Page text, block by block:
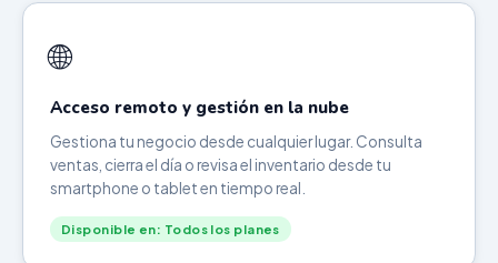
🌐
Acceso remoto y gestión en la nube
Gestiona tu negocio desde cualquier lugar. Consulta
ventas, cierra el día o revisa el inventario desde tu
smartphone o tablet en tiempo real.
Disponible en: Todos los planes